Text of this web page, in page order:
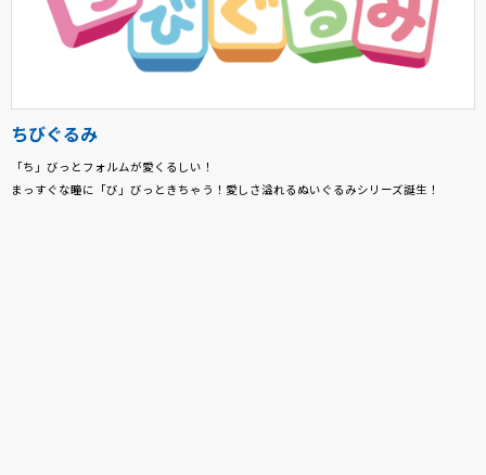
ちびぐるみ
「ち」びっとフォルムが愛くるしい！
まっすぐな瞳に「び」びっときちゃう！愛しさ溢れるぬいぐるみシリーズ誕生！